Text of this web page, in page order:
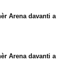
Arena davanti a
Arena davanti a